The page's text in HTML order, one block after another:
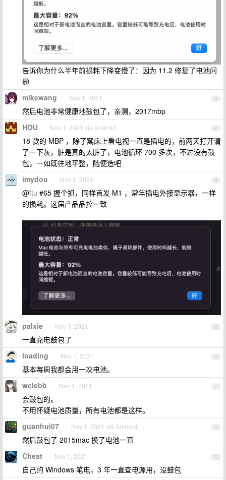
告诉你为什么半年前损耗下降变慢了：因为 11.2 修复了电池问
题
66
mikewang Nov 1, 2021
然后电池非常健康地鼓包了，亲测，2017mbp
67
HOU Nov 1, 2021 via Android
18 款的 MBP ，除了窝床上看电视一直是插电的，前两天打开清
了一下灰，脏是真的太脏了，电池循环 700 多次，不过没有鼓
包，一如既往地平整，随便造吧
68
imydou Nov 1, 2021
@ftu #65 握个抓，同样首发 M1 ，常年插电外接显示器，一样
的损耗。这届产品品控一致
69
palxie Nov 1, 2021
一直充电鼓包了
70
loading Nov 1, 2021
基本每周我都会用一次电池。
71
wclebb Nov 1, 2021
会鼓包的。
不用怀疑电池质量，所有电池都是这样。
72
guanhui07 Nov 1, 2021 via Android
然后鼓包了 2015mac 换了电池一直
73
Cheat Nov 1, 2021
自己的 Windows 笔电，3 年一直查电源用，没鼓包